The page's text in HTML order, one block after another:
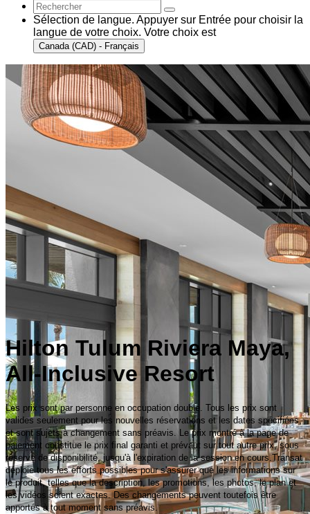
Sélection de langue. Appuyer sur Entrée pour choisir la
langue de votre choix. Votre choix est
Canada (CAD) - Français
Hilton Tulum Riviera Maya,
All-Inclusive Resort
Les prix sont par personne en occupation double. Tous les prix sont
valides seulement pour les nouvelles réservations et les dates spécifiées,
et sont sujets à changement sans préavis. Le prix montré à la page de
paiement constitue le prix final garanti et prévaut sur tout autre prix, sous
réserve de disponibilité, jusqu'à l'expiration de la session en cours.Transat
déploie tous les efforts possibles pour s'assurer que les informations sur
le produit, telles que la description, les promotions, les photos, le plan et
les vidéos soient exactes. Des changements peuvent toutefois être
apportés à tout moment sans préavis.